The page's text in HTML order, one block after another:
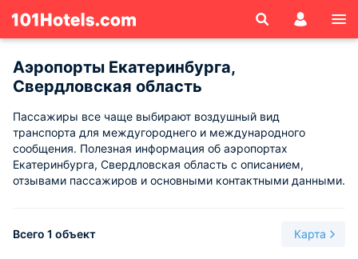
Аэропорты Екатеринбурга,
Свердловская область
Пассажиры все чаще выбирают воздушный вид
транспорта для междугороднего и международного
сообщения. Полезная информация об аэропортах
Екатеринбурга, Свердловская область с описанием,
отзывами пассажиров и основными контактными данными.
Всего 1 объект Карта